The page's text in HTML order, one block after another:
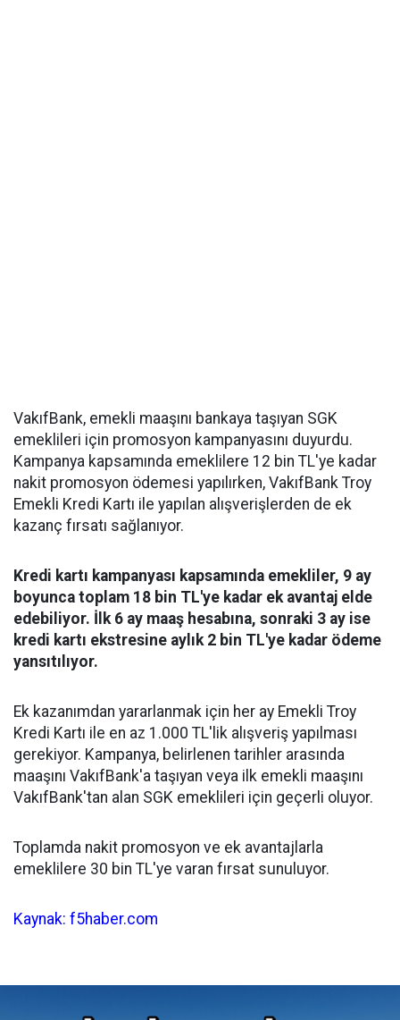
VakıfBank, emekli maaşını bankaya taşıyan SGK
emeklileri için promosyon kampanyasını duyurdu.
Kampanya kapsamında emeklilere 12 bin TL'ye kadar
nakit promosyon ödemesi yapılırken, VakıfBank Troy
Emekli Kredi Kartı ile yapılan alışverişlerden de ek
kazanç fırsatı sağlanıyor.
Kredi kartı kampanyası kapsamında emekliler, 9 ay
boyunca toplam 18 bin TL'ye kadar ek avantaj elde
edebiliyor. İlk 6 ay maaş hesabına, sonraki 3 ay ise
kredi kartı ekstresine aylık 2 bin TL'ye kadar ödeme
yansıtılıyor.
Ek kazanımdan yararlanmak için her ay Emekli Troy
Kredi Kartı ile en az 1.000 TL'lik alışveriş yapılması
gerekiyor. Kampanya, belirlenen tarihler arasında
maaşını VakıfBank'a taşıyan veya ilk emekli maaşını
VakıfBank'tan alan SGK emeklileri için geçerli oluyor.
Toplamda nakit promosyon ve ek avantajlarla
emeklilere 30 bin TL'ye varan fırsat sunuluyor.
Kaynak: f5haber.com